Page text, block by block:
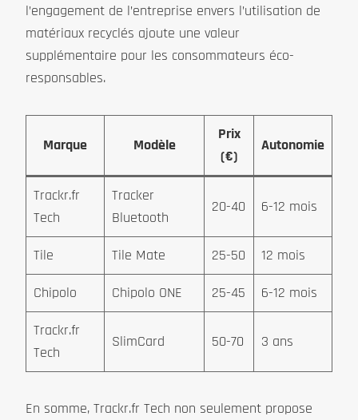
l’engagement de l’entreprise envers l’utilisation de
matériaux recyclés ajoute une valeur
supplémentaire pour les consommateurs éco-
responsables.
Marque Modèle
Prix
(€)
Autonomie
Trackr.fr
Tech
Tracker
Bluetooth
20-40 6-12 mois
Tile Tile Mate 25-50 12 mois
Chipolo Chipolo ONE 25-45 6-12 mois
Trackr.fr
Tech
SlimCard 50-70 3 ans
En somme, Trackr.fr Tech non seulement propose